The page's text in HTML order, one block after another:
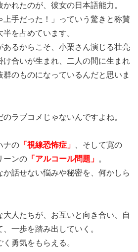
れたのが、彼女の日本語能力。
上手だった！」っていう驚きと称賛
を占めています。
あるからこそ、小栗さん演じる壮亮
け合いが生まれ、二人の間に生まれ
群のものになっているんだと思いま
のラブコメじゃないんですよね。
ナの 「視線恐怖症」
、そして寛の
ーンの 「アルコール問題」
。
か話せない悩みや秘密を、何かしら
大人たちが、お互いと向き合い、自
一歩を踏み出していく。
勇気をもらえる。